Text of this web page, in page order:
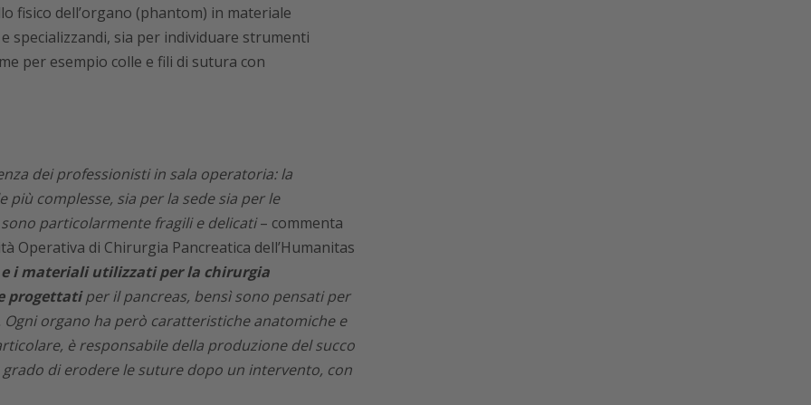
fisico dell’organo (phantom) in materiale
specializzandi, sia per individuare strumenti
per esempio colle e fili di sutura con
dei professionisti in sala operatoria: la
complesse, sia per la sede sia per le
particolarmente fragili e delicati– commenta
Operativa di Chirurgia Pancreatica dell’Humanitas
i materiali utilizzati per la chirurgia
progettatiper il pancreas, bensì sono pensati per
organo ha però caratteristiche anatomiche e
è responsabile della produzione del succo
di erodere le suture dopo un intervento, con